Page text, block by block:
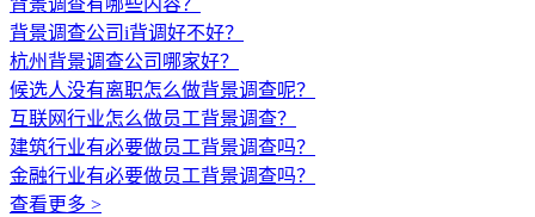
背景调查公司i背调好不好？
杭州背景调查公司哪家好？
候选人没有离职怎么做背景调查呢？
互联网行业怎么做员工背景调查？
建筑行业有必要做员工背景调查吗？
金融行业有必要做员工背景调查吗？
查看更多 >